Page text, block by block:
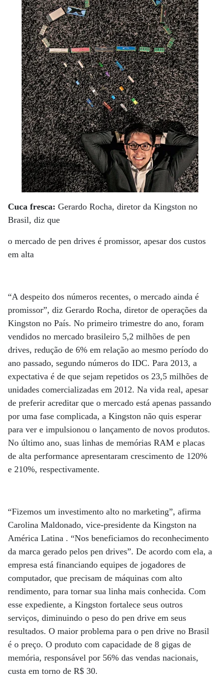
Cuca fresca: Gerardo Rocha, diretor da Kingston no
Brasil, diz que
o mercado de pen drives é promissor, apesar dos custos
em alta
“A despeito dos números recentes, o mercado ainda é
promissor”, diz Gerardo Rocha, diretor de operações da
Kingston no País. No primeiro trimestre do ano, foram
vendidos no mercado brasileiro 5,2 milhões de pen
drives, redução de 6% em relação ao mesmo período do
ano passado, segundo números do IDC. Para 2013, a
expectativa é de que sejam repetidos os 23,5 milhões de
unidades comercializadas em 2012. Na vida real, apesar
de preferir acreditar que o mercado está apenas passando
por uma fase complicada, a Kingston não quis esperar
para ver e impulsionou o lançamento de novos produtos.
No último ano, suas linhas de memórias RAM e placas
de alta performance apresentaram crescimento de 120%
e 210%, respectivamente.
“Fizemos um investimento alto no marketing”, afirma
Carolina Maldonado, vice-presidente da Kingston na
América Latina . “Nos beneficiamos do reconhecimento
da marca gerado pelos pen drives”. De acordo com ela, a
empresa está financiando equipes de jogadores de
computador, que precisam de máquinas com alto
rendimento, para tornar sua linha mais conhecida. Com
esse expediente, a Kingston fortalece seus outros
serviços, diminuindo o peso do pen drive em seus
resultados. O maior problema para o pen drive no Brasil
é o preço. O produto com capacidade de 8 gigas de
memória, responsável por 56% das vendas nacionais,
custa em torno de R$ 30.